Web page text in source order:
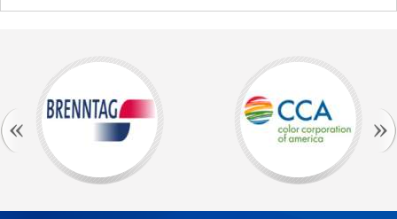
Kiến thức cơ bản liên quan tới bột bả
Sơn nhà đón tết | Rước Tài Lộc Đón Bình An
Tết đến xuân về,ngoài việc sắm sửa cho gia đình những
cành đào cành...